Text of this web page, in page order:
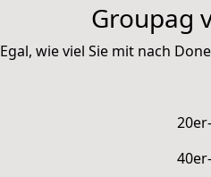
Groupag
Egal, wie viel Sie mit nach